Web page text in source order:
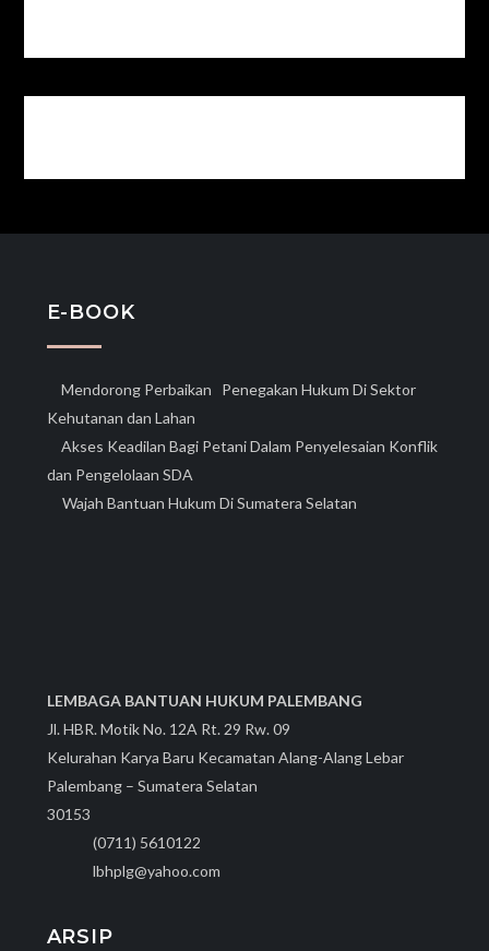
E-BOOK
Mendorong Perbaikan Penegakan Hukum Di Sektor
Kehutanan dan Lahan
Akses Keadilan Bagi Petani Dalam Penyelesaian Konflik
dan Pengelolaan SDA
Wajah Bantuan Hukum Di Sumatera Selatan
LEMBAGA BANTUAN HUKUM PALEMBANG
Jl. HBR. Motik No. 12A Rt. 29 Rw. 09
Kelurahan Karya Baru Kecamatan Alang-Alang Lebar
Palembang – Sumatera Selatan
30153
(0711) 5610122
lbhplg@yahoo.com
ARSIP